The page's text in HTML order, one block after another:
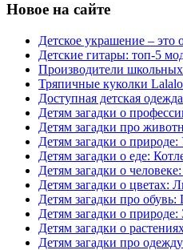
Новое на сайте
Детское украшение – это
Детские гитары: топ-5
Производители школьных
Тряпичные куколки
Доступная детская одежда
Детям загадки о
Детям загадки про
Детям загадки о природе:
Детям загадки о еде:
Детям загадки о
Детям загадки о цветах:
Детям загадки про обувь:
Детям загадки о природе:
Детям загадки о
Детям загадки про